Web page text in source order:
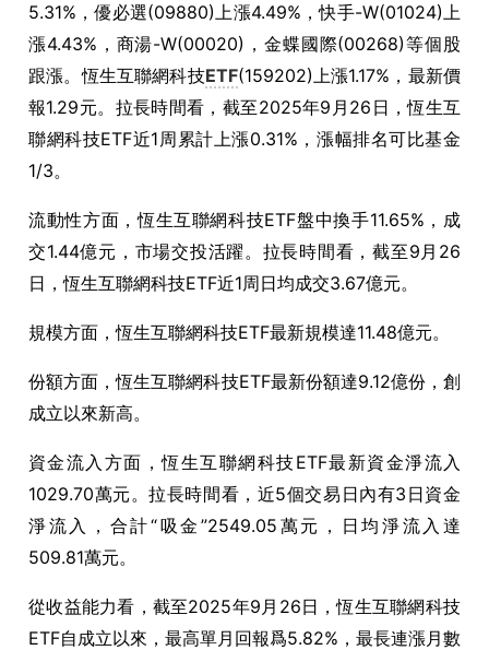
5.31% ，優必選(09880)上漲4.49% ，快手-W(01024)上
漲4.43% ，商湯-W(00020) ，金蝶國際(00268)等個股
跟漲。恆生互聯網科技ETF(159202)上漲1.17% ，最新價
報1.29元。拉長時間看，截至2025年9 月 26 日，恆生互
聯網科技ETF近1周累計上漲0.31% ，漲幅排名可比基金
1/3。
流動性方面，恆生互聯網科技ETF盤中換手11.65% ，成
交1.44億元，市場交投活躍。拉長時間看，截至9月 26
日，恆生互聯網科技ETF近1周日均成交3.67億元。
規模方面，恆生互聯網科技ETF最新規模達11.48億元。
份額方面，恆生互聯網科技ETF最新份額達9.12億份，創
成立以來新高。
資金流入方面，恆生互聯網科技ETF最新資金淨流入
1029.70萬元。拉長時間看，近5個交易日內有3 日資金
淨流入，合計“吸金”2549.05 萬元，日均淨流入達
509.81萬元。
從收益能力看，截至2025年9月 26日，恆生互聯網科技
ETF自成立以來，最高單月回報爲5.82% ，最長連漲月數